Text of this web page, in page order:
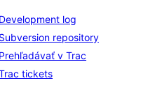
Development log
Subversion repository
Prehľadávať v Trac
tickets